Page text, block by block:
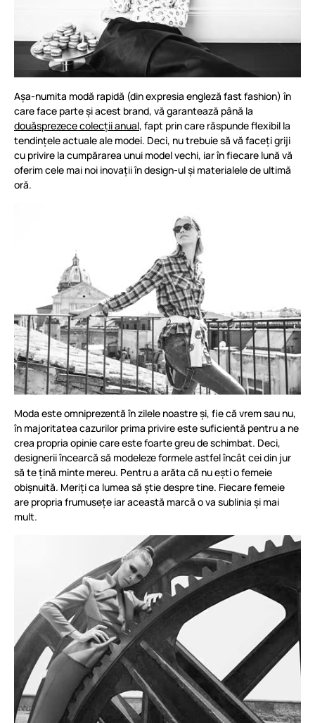
Așa-numita modă rapidă (din expresia engleză fast fashion) în
care face parte și acest brand, vă garantează până la
douăsprezece colecții anual, fapt prin care răspunde flexibil la
tendințele actuale ale modei. Deci, nu trebuie să vă faceți griji
cu privire la cumpărarea unui model vechi, iar în fiecare lună vă
oferim cele mai noi inovații în design-ul și materialele de ultimă
oră.
Moda este omniprezentă în zilele noastre și, fie că vrem sau nu,
în majoritatea cazurilor prima privire este suficientă pentru a ne
crea propria opinie care este foarte greu de schimbat. Deci,
designerii încearcă să modeleze formele astfel încât cei din jur
să te țină minte mereu. Pentru a arăta că nu ești o femeie
obișnuită. Meriți ca lumea să știe despre tine. Fiecare femeie
are propria frumusețe iar această marcă o va sublinia și mai
mult.